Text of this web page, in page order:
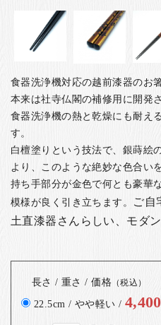
食器洗浄機対応の越前漆器のお
本来は社寺仏閣の補修用に開発
食器洗浄機の熱と乾燥にも耐え
す。
白檀塗りという技法で、銀蒔絵
より、このような絶妙な色合い
持ち手部分が金色で何とも豪華
模様が良く引き立ちます。
ご自
土直漆器さんらしい、モダ
長さ / 重さ / 価格 （税込）
22.5cm / やや軽い / 4,400